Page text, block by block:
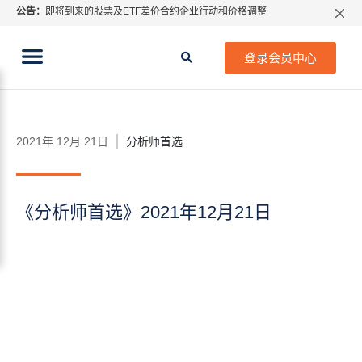
公告： 即将到来的股票及ETF差价合约企业行动和价格调整
登录会员中心
当前位置: 分析师首选
《分析师首选》2021
年12月21日
2021年 12月 21日 分析师首选
《分析师首选》2021年12月21日